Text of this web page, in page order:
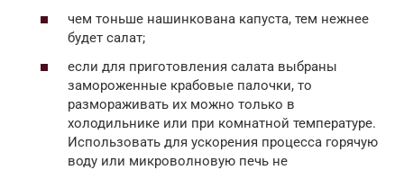
чем тоньше нашинкована капуста, тем нежнее
будет салат;
если для приготовления салата выбраны
замороженные крабовые палочки, то
размораживать их можно только в
холодильнике или при комнатной температуре.
Использовать для ускорения процесса горячую
воду или микроволновую печь не